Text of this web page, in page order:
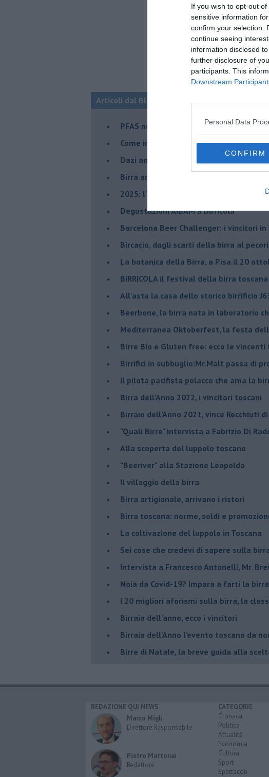
If you wish to opt-out
sensitive information
confirm your selection.
continue seeing
information disclosed
further disclosure of
participants. This
Downstream
Personal Data
CONFIRM
Articoli dal Blog “La Toscana della birra” di
​PFAS nella birra: perché lo studio USA
​Come in birrificio, su Titano fermenta
Dazi amari per la birra artigianale
​Birra artigianale minacciata dagli
​2025: l'effetto Salvini su birra, vino e
​Degustazioni AIBAM a Birricola
​Barcelona Beer Challenger: i vincitori in
Bircacio, dagli scarti della birra al
​La botanica della Birra, a Pisa il 20
BIRRICOLA il festival della birra toscana
​All'asta la casa dello storico birrificio
Beerbone, la birra nata in laboratorio
Mediterranea Oktoberfest, la festa
​Birre Bio e Gluten free: ecco le vincenti
​Birrifici in subbuglio:Mr.Malt passa di
​Il pilota pacifista polacco che ama la
​Birra dell’Anno 2022, i vincitori toscani
Birraio dell’Anno 2021, vince Recchiuti
"Quali Birre" intervista a Fabrizio Di
​Alla scoperta del luppolo toscano
"Beeriver" alla Stazione Leopolda
Il villaggio della birra
Birra artigianale, arrivano i ristori
Birra toscana: norme, soldi e
La coltivazione del luppolo in Toscana
Sei cose che credevi di sapere sulla
Intervista a Francesco Antonelli, Mr.
Noia da Covid-19? Impara a farti la
I 20 migliori aforismi sulla birra, la
​Birraio dell’anno, ecco i vincitori
​Birraio dell’Anno l’evento toscano da
Birre di Natale, la breve guida alla
REDAZIONE QUI NEWS
Marco Migli
Direttore Responsabile
Pietro Mattonai
Redattore
CATEGORIE
Cronaca
Politica
Attualità
Economia
Cultura
Sport
Spettacoli